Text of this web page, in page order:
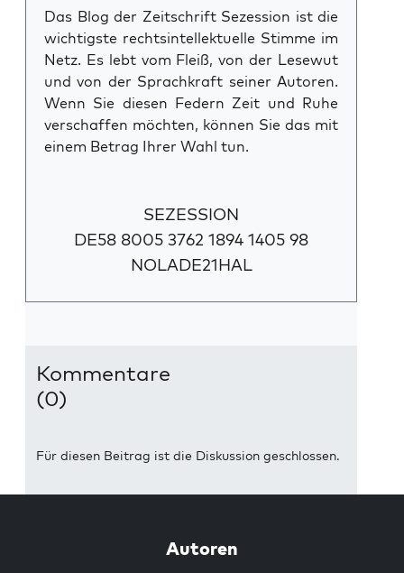
Das Blog der Zeitschrift Sezession ist die
wichtigste rechtsintellektuelle Stimme im
Netz. Es lebt vom Fleiß, von der Lesewut
und von der Sprachkraft seiner Autoren.
Wenn Sie diesen Federn Zeit und Ruhe
verschaffen möchten, können Sie das mit
einem Betrag Ihrer Wahl tun.
SEZESSION
DE58 8005 3762 1894 1405 98
NOLADE21HAL
Kommentare
(0)
Für diesen Beitrag ist die Diskussion geschlossen.
Autoren